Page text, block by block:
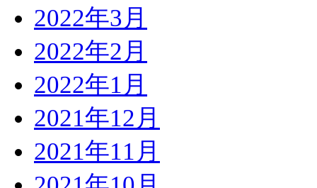
2022年3月
2022年2月
2022年1月
2021年12月
2021年11月